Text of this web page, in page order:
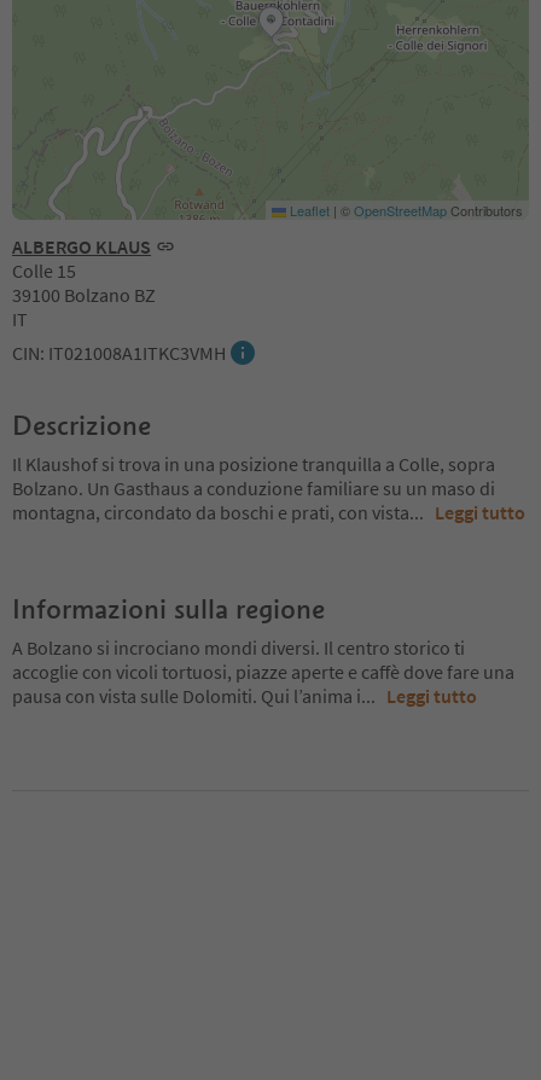
ALBERGO KLAUS
Colle 15
39100 Bolzano BZ
IT
CIN: IT021008A1ITKC3VMH
Leaflet | ©OpenStreetMapContributors
Descrizione
Il Klaushof si trova in una posizione tranquilla a Colle, sopra
Bolzano. Un Gasthaus a conduzione familiare su un maso di
montagna, circondato da boschi e prati, con vista... Leggi tutto
Informazioni sulla regione
A Bolzano si incrociano mondi diversi. Il centro storico ti
accoglie con vicoli tortuosi, piazze aperte e caffè dove fare una
pausa con vista sulle Dolomiti. Qui l’anima i... Leggi tutto